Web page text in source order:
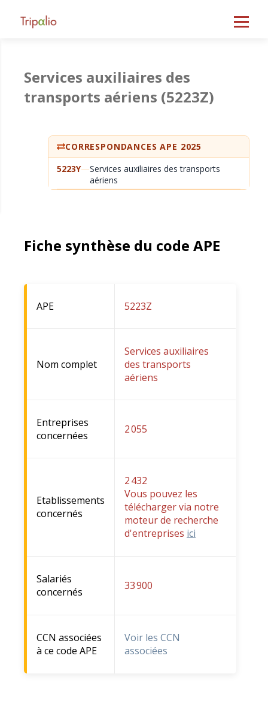
Services auxiliaires des
transports aériens (5223Z)
CORRESPONDANCES APE 2025
5223Y—Services auxiliaires des transports
aériens
Fiche synthèse du code APE
APE 5223Z
Nom complet
Services auxiliaires
des transports
aériens
Entreprises
concernées
2 055
Etablissements
concernés
2 432
Vous pouvez les
télécharger via notre
moteur de recherche
d'entreprises ici
Salariés
concernés
33 900
CCN associées
à ce code APE
Voir les CCN
associées